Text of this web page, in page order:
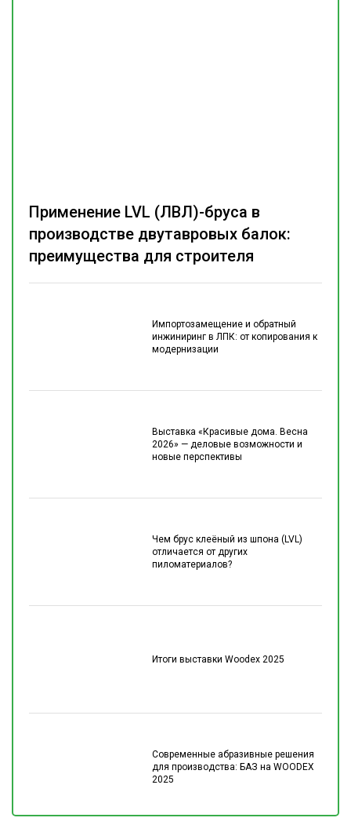
Импортозамещение и обратный
инжиниринг в ЛПК: от копирования к
модернизации
Выставка «Красивые дома. Весна
2026» — деловые возможности и
новые перспективы
Чем брус клеёный из шпона (LVL)
отличается от других
пиломатериалов?
Итоги выставки Woodex 2025
Современные абразивные решения
для производства: БАЗ на WOODEX
2025
Применение LVL (ЛВЛ)-бруса в
производстве двутавровых балок:
преимущества для строителя